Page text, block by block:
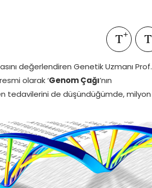
değerlendiren Genetik Uzmanı Prof.
olarak ‘Genom Çağı’nın
tedavilerini de düşündüğümde, milyon